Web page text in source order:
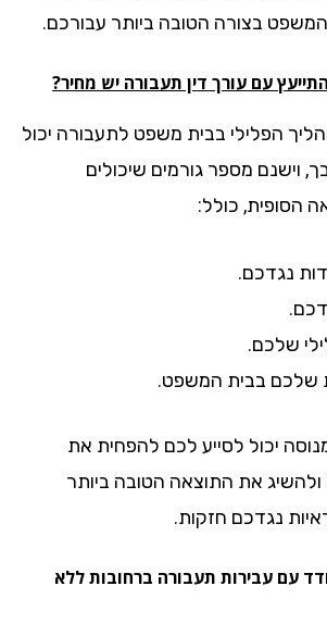
בצורה הטובה ביותר עבורכם.
עם עורך דין תעבורה יש מחיר?
בבית משפט לתעבורה יכול
מספר גורמים שיכולים
כולל:
בבית המשפט.
יכול לסייע לכם להפחית את
את התוצאה הטובה ביותר
נגדכם חזקות.
תעבורה ברחובות ללא